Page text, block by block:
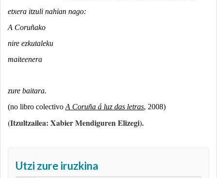
etxera itzuli nahian nago:
A Coruñako
nire ezkutaleku
maiteenera
zure baitara.
(no libro colectivo A Coruña á luz das letras, 2008)
(Itzultzailea: Xabier Mendiguren Elizegi).
Utzi zure iruzkina